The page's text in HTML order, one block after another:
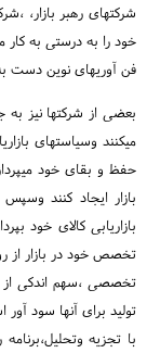
شرکتهای رهبر بازار،
خود را به درستی به کار
فن آوریهای نوین دست به
بعضی از شرکتها نیز به
میکنند وسیاستهای
حفظ و بقای خود
بازار ایجاد کنند
بازاریابی کالای خود
تخصص خود در بازار از
تخصصی ،سهم اندکی از
تولید برای آنها سود
با تجزیه